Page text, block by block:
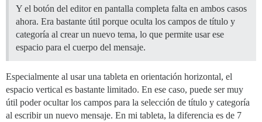
Y el botón del editor en pantalla completa falta en ambos casos
ahora. Era bastante útil porque oculta los campos de título y
categoría al crear un nuevo tema, lo que permite usar ese
espacio para el cuerpo del mensaje.
Especialmente al usar una tableta en orientación horizontal, el
espacio vertical es bastante limitado. En ese caso, puede ser muy
útil poder ocultar los campos para la selección de título y categoría
al escribir un nuevo mensaje. En mi tableta, la diferencia es de 7